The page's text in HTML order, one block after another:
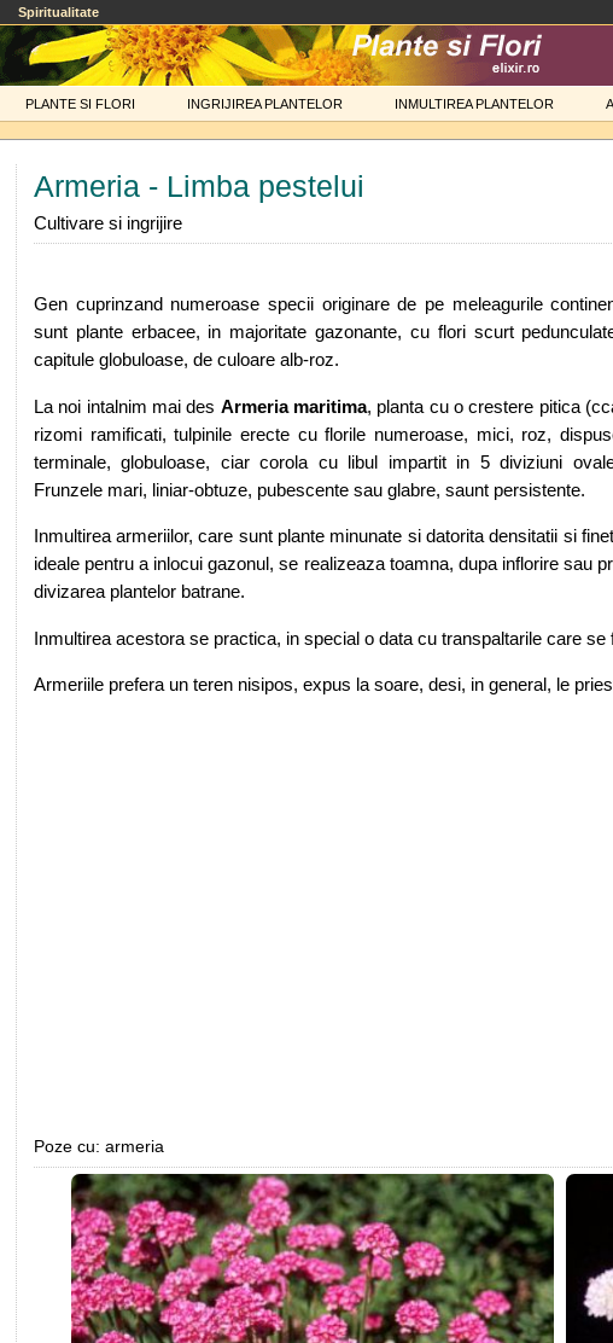
Spiritualitate
PLANTE SI FLORI INGRIJIREA PLANTELOR INMULTIREA PLANTELOR
Armeria - Limba pestelui
Cultivare si ingrijire
Gen cuprinzand numeroase specii originare de pe meleagurile
sunt plante erbacee, in majoritate gazonante, cu flori scurt
capitule globuloase, de culoare alb-roz.
La noi intalnim mai des Armeria maritima, planta cu o crestere pitica
rizomi ramificati, tulpinile erecte cu florile numeroase, mici, roz,
terminale, globuloase, ciar corola cu libul impartit in 5 diviziuni
Frunzele mari, liniar-obtuze, pubescente sau glabre, saunt persistente.
Inmultirea armeriilor, care sunt plante minunate si datorita densitatii si
ideale pentru a inlocui gazonul, se realizeaza toamna, dupa inflorire sau
divizarea plantelor batrane.
Inmultirea acestora se practica, in special o data cu transpaltarile care se
Armeriile prefera un teren nisipos, expus la soare, desi, in general, le
Poze cu: armeria